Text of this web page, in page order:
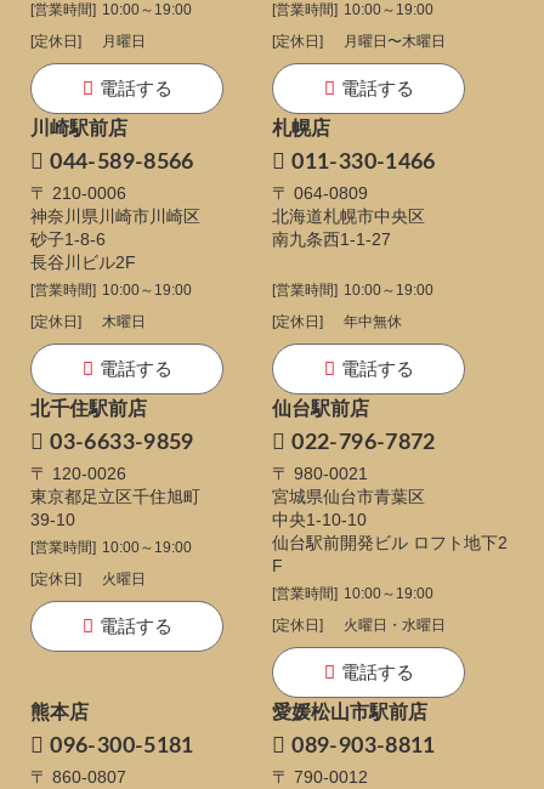
[営業時間] 10:00～19:00
[定休日]
月曜日
電話する
[営業時間] 10:00～19:00
[定休日]
月曜日〜木曜日
電話する
川崎駅前店
044-589-8566
〒 210-0006
神奈川県川崎市川崎区
砂子1-8-6
長谷川ビル2F
[営業時間] 10:00～19:00
[定休日]
木曜日
電話する
札幌店
011-330-1466
〒 064-0809
北海道札幌市中央区
南九条西1-1-27
[営業時間] 10:00～19:00
[定休日]
年中無休
電話する
北千住駅前店
03-6633-9859
〒 120-0026
東京都足立区千住旭町
39-10
[営業時間] 10:00～19:00
[定休日]
火曜日
電話する
仙台駅前店
022-796-7872
〒 980-0021
宮城県仙台市青葉区
中央1-10-10
仙台駅前開発ビル ロフト地下2
F
[営業時間] 10:00～19:00
[定休日]
火曜日・水曜日
電話する
熊本店
096-300-5181
〒 860-0807
愛媛松山市駅前店
089-903-8811
〒 790-0012